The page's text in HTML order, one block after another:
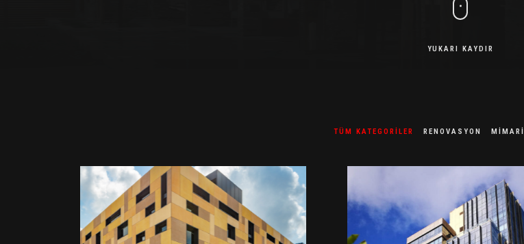
YUKARI KAYDIR
TÜM KATEGORILER RENOVASYON MIMARI